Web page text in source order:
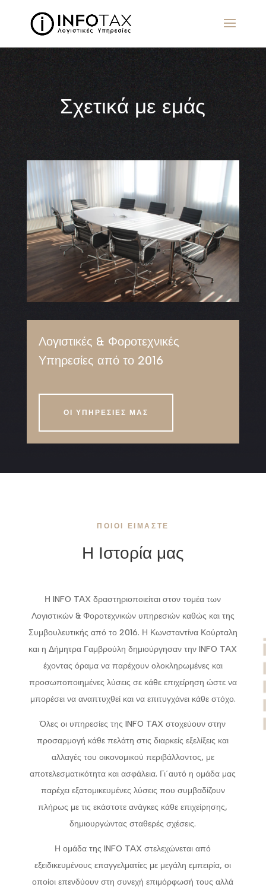
Σχετικά με εμάς
Λογιστικές & Φοροτεχνικές
Υπηρεσίες από το 2016
ΟΙ ΥΠΗΡΕΣΙΕΣ ΜΑΣ
ΠΟΙΟΙ ΕΙΜΑΣΤΕ
Η Ιστορία μας
Η INFO TAX δραστηριοποιείται στον τομέα των
Λογιστικών & Φοροτεχνικών υπηρεσιών καθώς και της
Συμβουλευτικής από το 2016. Η Κωνσταντίνα Κούρταλη
και η Δήμητρα Γαμβρούλη δημιούργησαν την INFO TAX
έχοντας όραμα να παρέχουν ολοκληρωμένες και
προσωποποιημένες λύσεις σε κάθε επιχείρηση ώστε να
μπορέσει να αναπτυχθεί και να επιτυγχάνει κάθε στόχο.
Όλες οι υπηρεσίες της INFO TAX στοχεύουν στην
προσαρμογή κάθε πελάτη στις διαρκείς εξελίξεις και
αλλαγές του οικονομικού περιβάλλοντος, με
αποτελεσματικότητα και ασφάλεια. Γι΄αυτό η ομάδα μας
παρέχει εξατομικευμένες λύσεις που συμβαδίζουν
πλήρως με τις εκάστοτε ανάγκες κάθε επιχείρησης,
δημιουργώντας σταθερές σχέσεις.
Η ομάδα της INFO TAX στελεχώνεται από
εξειδικευμένους επαγγελματίες με μεγάλη εμπειρία, οι
οποίοι επενδύουν στη συνεχή επιμόρφωσή τους αλλά